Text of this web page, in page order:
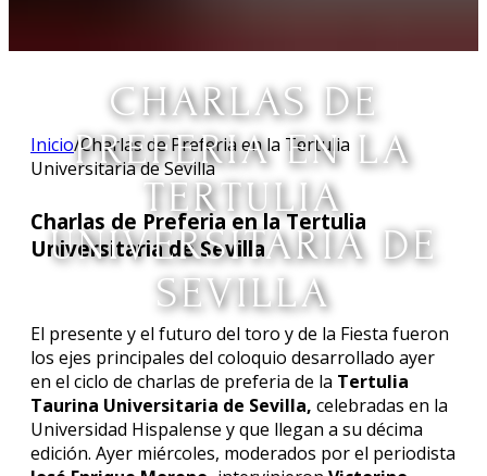
CHARLAS DE
PREFERIA EN LA
TERTULIA
UNIVERSITARIA DE
SEVILLA
Inicio/Charlas de Preferia en la Tertulia
Universitaria de Sevilla
Charlas de Preferia en la Tertulia
Universitaria de Sevilla
El presente y el futuro del toro y de la Fiesta fueron
los ejes principales del coloquio desarrollado ayer
en el ciclo de charlas de preferia de la Tertulia
Taurina Universitaria de Sevilla, celebradas en la
Universidad Hispalense y que llegan a su décima
edición. Ayer miércoles, moderados por el periodista